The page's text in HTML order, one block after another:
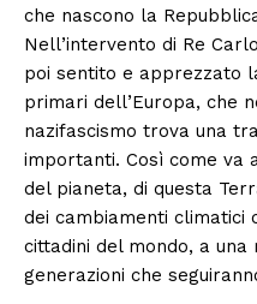
che nascono la
Nell’intervento di Re
poi sentito e apprezzato
primari dell’Europa, che
nazifascismo trova una
importanti. Così come va
del pianeta, di questa
dei cambiamenti climatici
cittadini del mondo, a
generazioni che